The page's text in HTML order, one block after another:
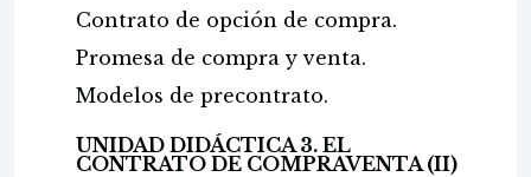
Contrato de opción de compra.
Promesa de compra y venta.
Modelos de precontrato.
UNIDAD DIDÁCTICA 3. EL
CONTRATO DE COMPRAVENTA (II)